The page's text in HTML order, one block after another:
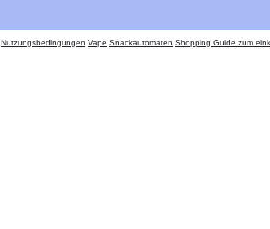
Nutzungsbedingungen Vape Snackautomaten Shopping Guide zum